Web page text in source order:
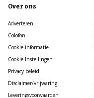
Over ons
Adverteren
Colofon
Cookie informatie
Cookie Instellingen
Privacy beleid
Disclaimer/vrijwaring
Leveringsvoorwaarden